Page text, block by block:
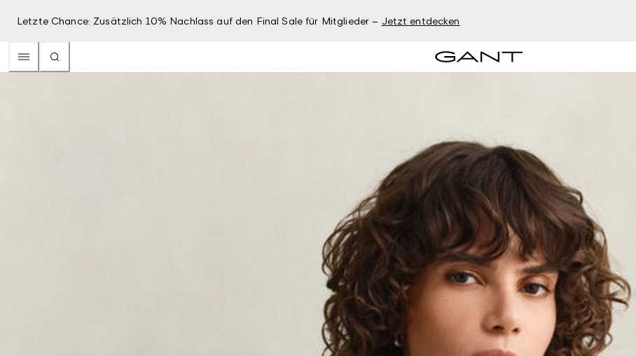
Letzte Chance: Zusätzlich 10% Nachlass auf den Final Sale für Mitglieder – Jetzt entdecken